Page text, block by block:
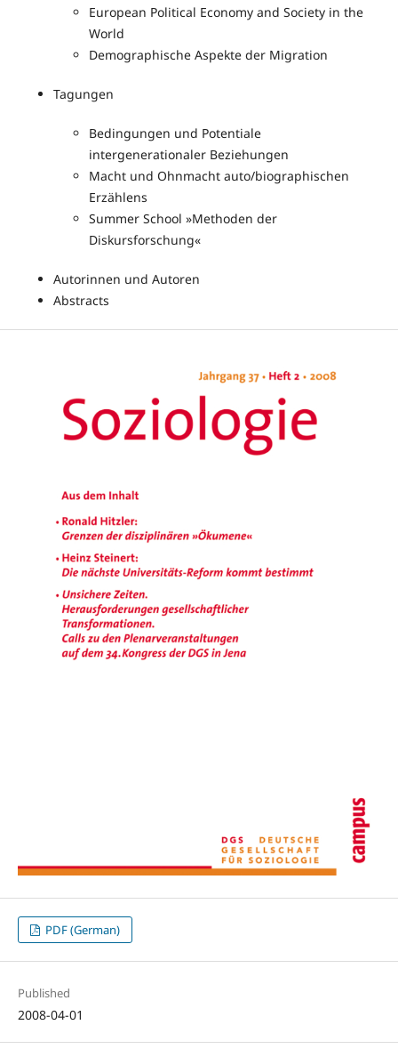
European Political Economy and Society in the
World
Demographische Aspekte der Migration
Tagungen
Bedingungen und Potentiale
intergenerationaler Beziehungen
Macht und Ohnmacht auto/biographischen
Erzählens
Summer School »Methoden der
Diskursforschung«
Autorinnen und Autoren
Abstracts
PDF (German)
Published
2008-04-01